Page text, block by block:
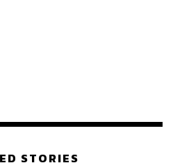
เบอร์
STORIES